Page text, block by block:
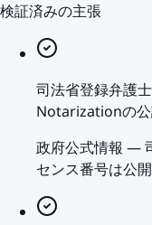
検証済みの主張
司法省登録弁護
Notarizationの
政府公式情報 —
センス番号は公